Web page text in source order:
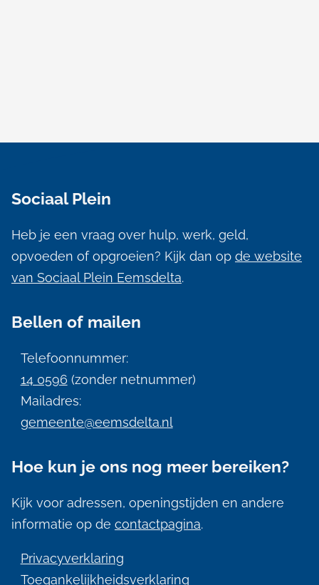
g
m
m
Sociaal Plein
Heb je een vraag over hulp, werk, geld,
opvoeden of opgroeien? Kijk dan op de website
van Sociaal Plein Eemsdelta.
Bellen of mailen
Telefoonnummer:
14 0596 (zonder netnummer)
Mailadres:
gemeente@eemsdelta.nl
Hoe kun je ons nog meer bereiken?
Kijk voor adressen, openingstijden en andere
informatie op de contactpagina.
Privacyverklaring
Toegankelijkheidsverklaring